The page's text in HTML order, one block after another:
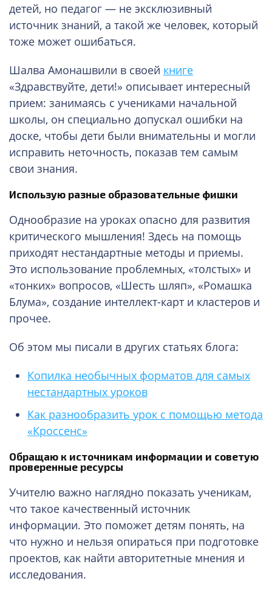
детей, но педагог — не эксклюзивный
источник знаний, а такой же человек, который
тоже может ошибаться.
Шалва Амонашвили в своей книге
«Здравствуйте, дети!» описывает интересный
прием: занимаясь с учениками начальной
школы, он специально допускал ошибки на
доске, чтобы дети были внимательны и могли
исправить неточность, показав тем самым
свои знания.
Использую разные образовательные фишки
Однообразие на уроках опасно для развития
критического мышления! Здесь на помощь
приходят нестандартные методы и приемы.
Это использование проблемных, «толстых» и
«тонких» вопросов, «Шесть шляп», «Ромашка
Блума», создание интеллект-карт и кластеров и
прочее.
Об этом мы писали в других статьях блога:
Копилка необычных форматов для самых
нестандартных уроков
Как разнообразить урок с помощью метода
«Кроссенс»
Обращаю к источникам информации и советую
проверенные ресурсы
Учителю важно наглядно показать ученикам,
что такое качественный источник
информации. Это поможет детям понять, на
что нужно и нельзя опираться при подготовке
проектов, как найти авторитетные мнения и
исследования.